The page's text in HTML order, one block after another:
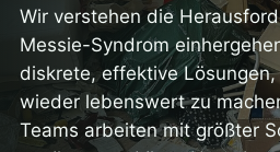
Wir verstehen die
Messie-Syndrom
diskrete, effektive Lösungen,
wieder lebenswert zu
Teams arbeiten mit größter